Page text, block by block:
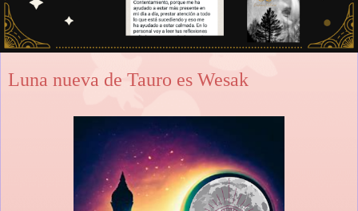
Luna nueva de Tauro es Wesak